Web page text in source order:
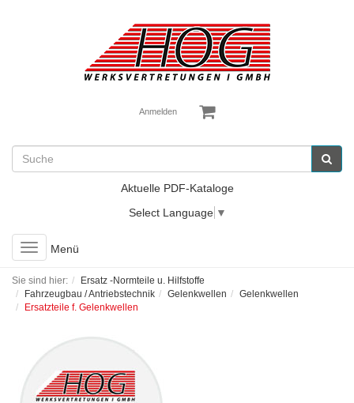
Anmelden
Aktuelle PDF-Kataloge
Select Language ▼
Toggle
navigation
Menü
Sie sind hier:
Ersatz -Normteile u. Hilfstoffe
Fahrzeugbau / Antriebstechnik
Gelenkwellen
Gelenkwellen
Ersatzteile f. Gelenkwellen